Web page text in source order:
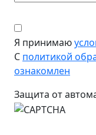
Я принимаю
С политикой
ознакомлен
Защита от